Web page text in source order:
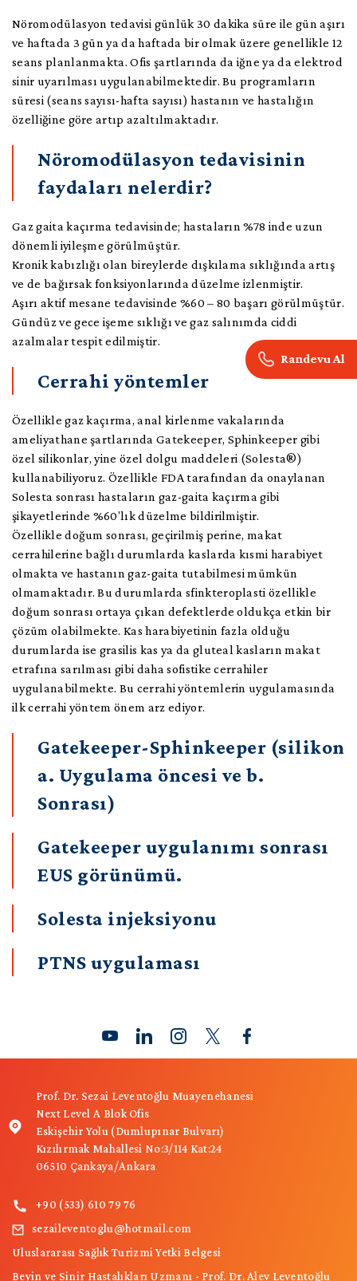
Randevu Al
Nöromodülasyon tedavisi günlük 30 dakika süre ile gün aşırı
ve haftada 3 gün ya da haftada bir olmak üzere genellikle 12
seans planlanmakta. Ofis şartlarında da iğne ya da elektrod
sinir uyarılması uygulanabilmektedir. Bu programların
süresi (seans sayısı-hafta sayısı) hastanın ve hastalığın
özelliğine göre artıp azaltılmaktadır.
Nöromodülasyon tedavisinin
faydaları nelerdir?
Gaz gaita kaçırma tedavisinde; hastaların %78 inde uzun
dönemli iyileşme görülmüştür.
Kronik kabızlığı olan bireylerde dışkılama sıklığında artış
ve de bağırsak fonksiyonlarında düzelme izlenmiştir.
Aşırı aktif mesane tedavisinde %60 – 80 başarı görülmüştür.
Gündüz ve gece işeme sıklığı ve gaz salınımda ciddi
azalmalar tespit edilmiştir.
Cerrahi yöntemler
Özellikle gaz kaçırma, anal kirlenme vakalarında
ameliyathane şartlarında Gatekeeper, Sphinkeeper gibi
özel silikonlar, yine özel dolgu maddeleri (Solesta®)
kullanabiliyoruz. Özellikle FDA tarafından da onaylanan
Solesta sonrası hastaların gaz-gaita kaçırma gibi
şikayetlerinde %60’lık düzelme bildirilmiştir.
Özellikle doğum sonrası, geçirilmiş perine, makat
cerrahilerine bağlı durumlarda kaslarda kısmi harabiyet
olmakta ve hastanın gaz-gaita tutabilmesi mümkün
olmamaktadır. Bu durumlarda sfinkteroplasti özellikle
doğum sonrası ortaya çıkan defektlerde oldukça etkin bir
çözüm olabilmekte. Kas harabiyetinin fazla olduğu
durumlarda ise grasilis kas ya da gluteal kasların makat
etrafına sarılması gibi daha sofistike cerrahiler
uygulanabilmekte. Bu cerrahi yöntemlerin uygulamasında
ilk cerrahi yöntem önem arz ediyor.
Gatekeeper-Sphinkeeper (silikon
a. Uygulama öncesi ve b.
Sonrası)
Gatekeeper uygulanımı sonrası
EUS görünümü.
Solesta injeksiyonu
PTNS uygulaması
Prof. Dr. Sezai Leventoğlu Muayenehanesi
Next Level A Blok Ofis
Eskişehir Yolu (Dumlupınar Bulvarı)
Kızılırmak Mahallesi No:3/114 Kat:24
06510 Çankaya/Ankara
+90 (533) 610 79 76
sezaileventoglu@hotmail.com
Uluslararası Sağlık Turizmi Yetki Belgesi
Beyin ve Sinir Hastalıkları Uzmanı - Prof. Dr. Alev Leventoğlu